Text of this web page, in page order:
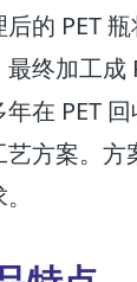
后的 PET
终加工成
年在 PET
艺方案。